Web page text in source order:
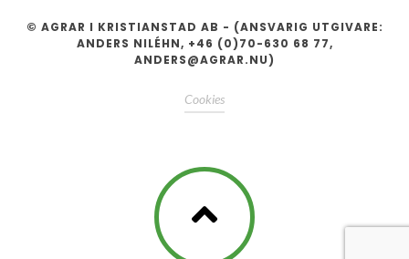
© AGRAR I KRISTIANSTAD AB - (ANSVARIG UTGIVARE:
ANDERS NILÉHN, +46 (0)70-630 68 77,
ANDERS@AGRAR.NU)
Cookies